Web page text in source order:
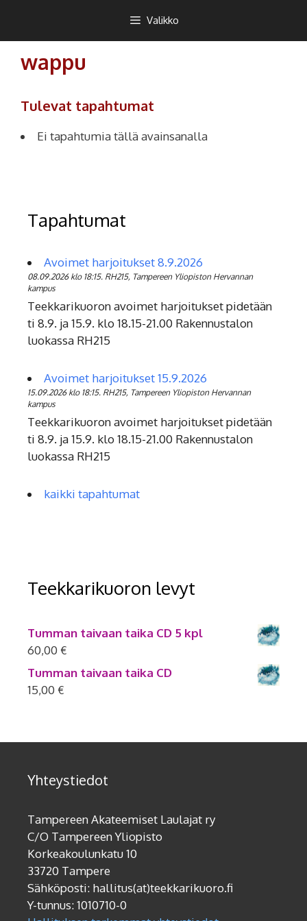
Valikko
wappu
Tulevat tapahtumat
Ei tapahtumia tällä avainsanalla
Tapahtumat
Avoimet harjoitukset 8.9.2026
08.09.2026 klo 18:15. RH215, Tampereen Yliopiston Hervannan
kampus
Teekkarikuoron avoimet harjoitukset pidetään
ti 8.9. ja 15.9. klo 18.15-21.00 Rakennustalon
luokassa RH215
Avoimet harjoitukset 15.9.2026
15.09.2026 klo 18:15. RH215, Tampereen Yliopiston Hervannan
kampus
Teekkarikuoron avoimet harjoitukset pidetään
ti 8.9. ja 15.9. klo 18.15-21.00 Rakennustalon
luokassa RH215
kaikki tapahtumat
Teekkarikuoron levyt
Tumman taivaan taika CD 5 kpl
60,00 €
Tumman taivaan taika CD
15,00 €
Yhteystiedot
Tampereen Akateemiset Laulajat ry
C/O Tampereen Yliopisto
Korkeakoulunkatu 10
33720 Tampere
Sähköposti: hallitus(at)teekkarikuoro.fi
Y-tunnus: 1010710-0